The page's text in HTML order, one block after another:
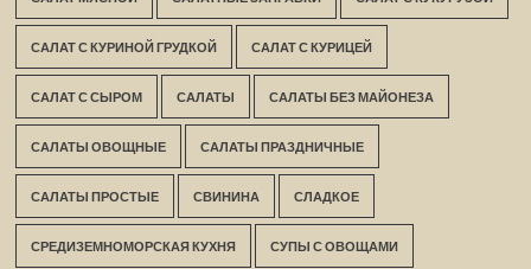
САЛАТ С КУРИНОЙ ГРУДКОЙ САЛАТ С КУРИЦЕЙ
САЛАТ С СЫРОМ САЛАТЫ САЛАТЫ БЕЗ МАЙОНЕЗА
САЛАТЫ ОВОЩНЫЕ САЛАТЫ ПРАЗДНИЧНЫЕ
САЛАТЫ ПРОСТЫЕ СВИНИНА СЛАДКОЕ
СРЕДИЗЕМНОМОРСКАЯ КУХНЯ СУПЫ С ОВОЩАМИ